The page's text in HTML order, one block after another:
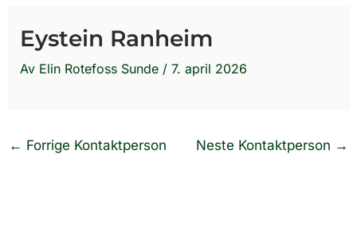
Eystein Ranheim
Av Elin Rotefoss Sunde / 7. april 2026
← Forrige Kontaktperson Neste Kontaktperson →